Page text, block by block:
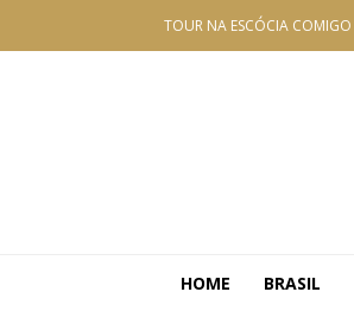
TOUR NA ESCÓCIA COMIGO
HOME BRASIL